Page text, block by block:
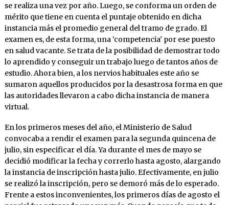
se realiza una vez por año. Luego, se conforma un orden de
mérito que tiene en cuenta el puntaje obtenido en dicha
instancia más el promedio general del tramo de grado. El
examen es, de esta forma, una ‘competencia’ por ese puesto
en salud vacante. Se trata de la posibilidad de demostrar todo
lo aprendido y conseguir un trabajo luego de tantos años de
estudio. Ahora bien, a los nervios habituales este año se
sumaron aquellos producidos por la desastrosa forma en que
las autoridades llevaron a cabo dicha instancia de manera
virtual.
En los primeros meses del año, el Ministerio de Salud
convocaba a rendir el examen para la segunda quincena de
julio, sin especificar el día. Ya durante el mes de mayo se
decidió modificar la fecha y correrlo hasta agosto, alargando
la instancia de inscripción hasta julio. Efectivamente, en julio
se realizó la inscripción, pero se demoró más de lo esperado.
Frente a estos inconvenientes, los primeros días de agosto el